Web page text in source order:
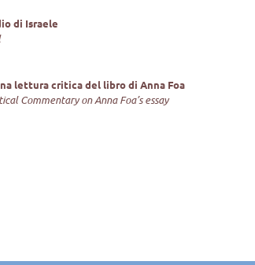
di Israele
lettura critica del libro di Anna Foa
Commentary on Anna Foa’s essay